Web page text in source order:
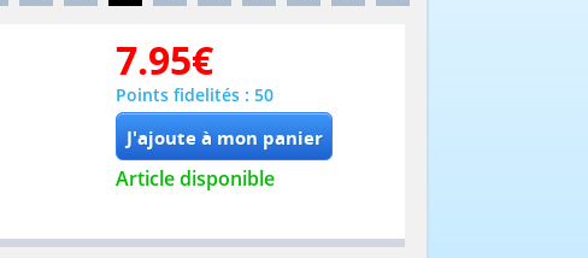
7.95€
Points fidelités : 50
Article disponible